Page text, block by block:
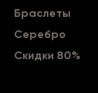
Браслеты
Серебро
Скидки 80%